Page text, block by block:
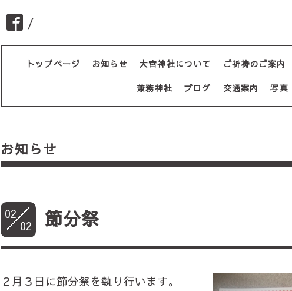
/
トップページ お知らせ 大宮神社について ご祈祷のご案内
兼務神社 ブログ 交通案内 写真
お知らせ
02
02
節分祭
２月３日に節分祭を執り行います。